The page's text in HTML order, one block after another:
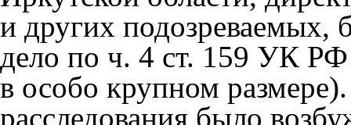
и других подозреваемых,
дело по ч. 4 ст. 159 УК
в особо крупном
расследования было